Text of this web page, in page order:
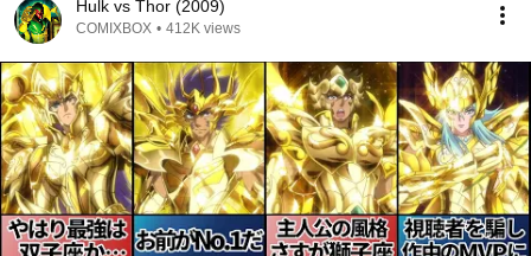
Hulk vs Thor (2009)
COMIXBOX • 412K views